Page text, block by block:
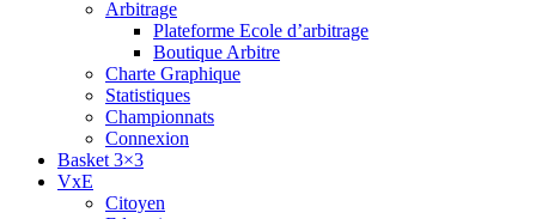
Arbitrage
Plateforme Ecole d’arbitrage
Boutique Arbitre
Charte Graphique
Statistiques
Championnats
Connexion
Basket 3×3
VxE
Citoyen